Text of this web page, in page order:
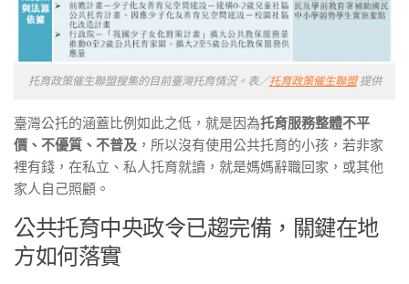
托育政策催生聯盟搜集的目前臺灣托育情況。表／托育政策催生聯盟提供
臺灣公托的涵蓋比例如此之低，就是因為托育服務整體不平
價、不優質、不普及 ，所以沒有使用公共托育的小孩，若非家
裡有錢，在私立、私人托育就讀，就是媽媽辭職回家，或其他
家人自己照顧。
公共托育中央政令已趨完備，關鍵在地
方如何落實